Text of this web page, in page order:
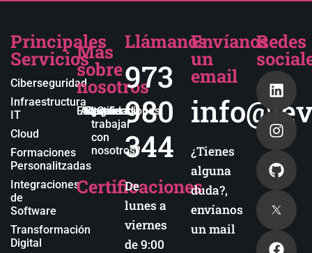
Principales
Servicios
Ciberseguridad
Infraestructura
IT
Cloud
Formaciones
Personalitzadas
Integraciones
de
Software
Transformación
Digital
Más
sobre
nosotros
Empresa
Actualidad
Blog
Certificaciones
¿Quieres
trabajar
con
nosotros?
Certificaciones
Llámanos
973
980
344
De
lunes a
viernes
de 9:00
Envíanos
un
email
¿Tienes
alguna
duda?,
envíanos
un mail
Redes